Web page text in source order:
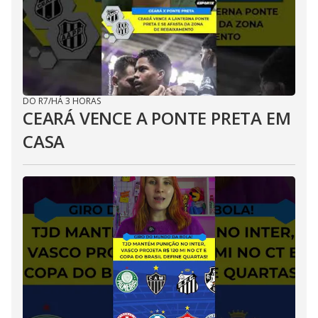
DO R7/HÁ 3 HORAS
CEARÁ VENCE A PONTE PRETA EM
CASA